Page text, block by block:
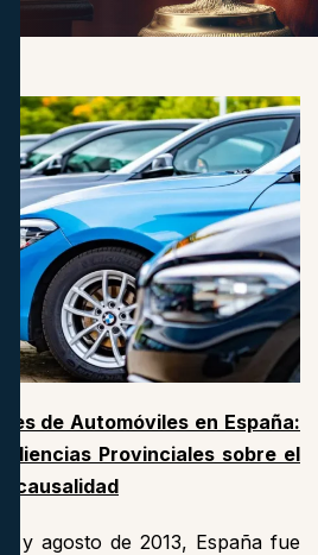
de Automóviles en España:
Provinciales sobre el
causalidad
y agosto de 2013, España fue